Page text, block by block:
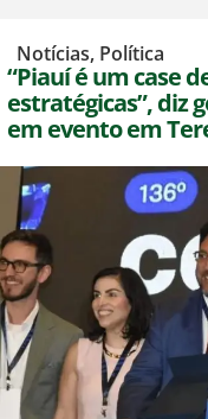
Notícias, Política
“Piauí é um case
estratégicas”, diz
em evento em